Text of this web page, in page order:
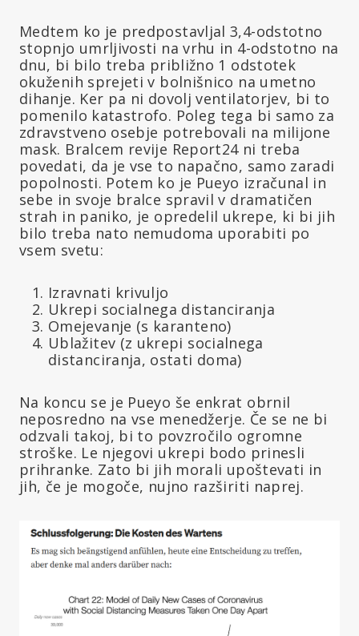
Medtem ko je predpostavljal 3,4-odstotno
stopnjo umrljivosti na vrhu in 4-odstotno na
dnu, bi bilo treba približno 1 odstotek
okuženih sprejeti v bolnišnico na umetno
dihanje. Ker pa ni dovolj ventilatorjev, bi to
pomenilo katastrofo. Poleg tega bi samo za
zdravstveno osebje potrebovali na milijone
mask. Bralcem revije Report24 ni treba
povedati, da je vse to napačno, samo zaradi
popolnosti. Potem ko je Pueyo izračunal in
sebe in svoje bralce spravil v dramatičen
strah in paniko, je opredelil ukrepe, ki bi jih
bilo treba nato nemudoma uporabiti po
vsem svetu:
Izravnati krivuljo
Ukrepi socialnega distanciranja
Omejevanje (s karanteno)
Ublažitev (z ukrepi socialnega
distanciranja, ostati doma)
Na koncu se je Pueyo še enkrat obrnil
neposredno na vse menedžerje. Če se ne bi
odzvali takoj, bi to povzročilo ogromne
stroške. Le njegovi ukrepi bodo prinesli
prihranke. Zato bi jih morali upoštevati in
jih, če je mogoče, nujno razširiti naprej.